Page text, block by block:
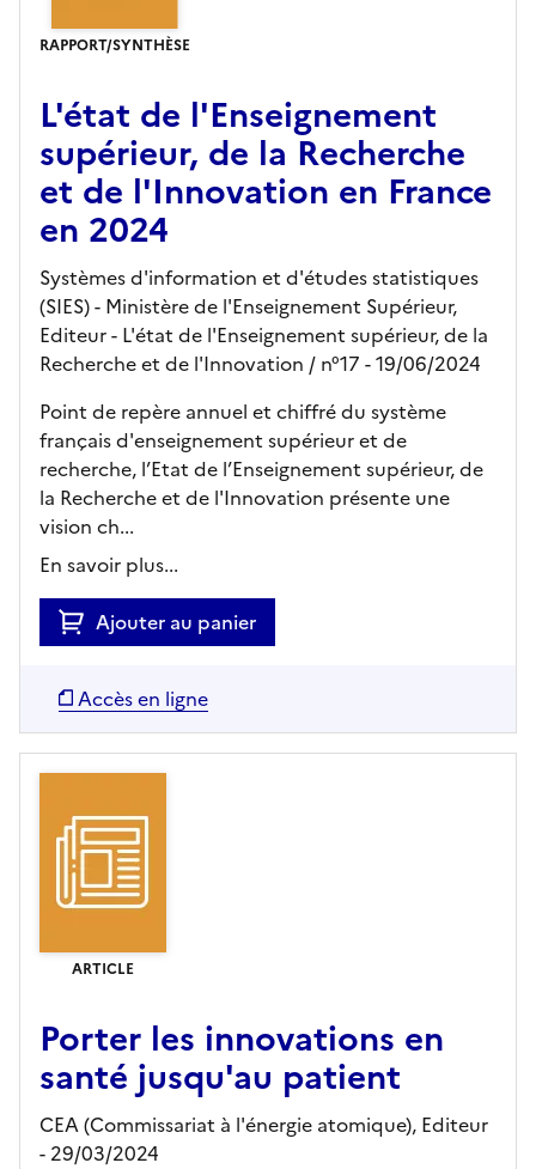
RAPPORT/SYNTHÈSE
L'état de l'Enseignement
supérieur, de la Recherche
et de l'Innovation en France
en 2024
Systèmes d'information et d'études statistiques
(SIES) - Ministère de l'Enseignement Supérieur,
Editeur- L'état de l'Enseignement supérieur, de la
Recherche et de l'Innovation / n°17 - 19/06/2024
Point de repère annuel et chiffré du système
français d'enseignement supérieur et de
recherche, l’Etat de l’Enseignement supérieur, de
la Recherche et de l'Innovation présente une
vision ch...
En savoir plus...
Ajouter au panier
Accès en ligne
ARTICLE
Porter les innovations en
santé jusqu'au patient
CEA (Commissariat à l'énergie atomique), Editeur
- 29/03/2024